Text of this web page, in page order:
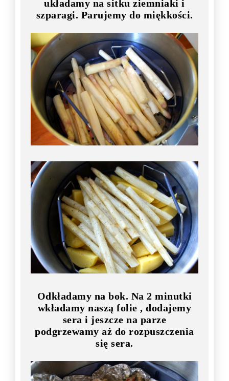
układamy na sitku ziemniaki i
szparagi. Parujemy do miękkości.
Odkładamy na bok. Na 2 minutki
wkładamy naszą folie , dodajemy
sera i jeszcze na parze
podgrzewamy aż do rozpuszczenia
się sera.